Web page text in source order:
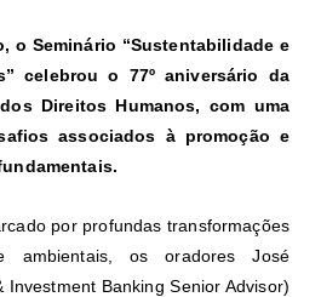
o Seminário “Sustentabilidade e
celebrou o 77º aniversário da
Direitos Humanos, com uma
associados à promoção e
por profundas transformações
ambientais, os oradores José
Investment Banking Senior Advisor)